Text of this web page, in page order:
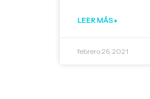
LEER MÁS »
febrero 26, 2021